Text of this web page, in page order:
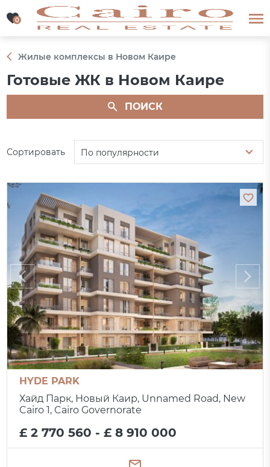
0
0
Жилые комплексы в Новом Каире
Готовые ЖК в Новом Каире
ПОИСК
Сортировать По популярности
HYDE PARK
Хайд Парк, Новый Каир, Unnamed Road, New
Cairo 1, Cairo Governorate
£ 2 770 560 - £ 8 910 000